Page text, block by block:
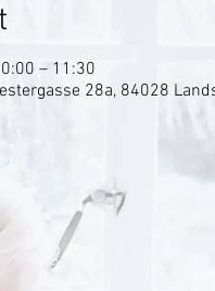
– 11:30
28a, 84028